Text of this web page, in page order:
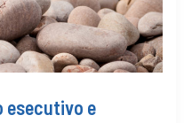
esecutivo e